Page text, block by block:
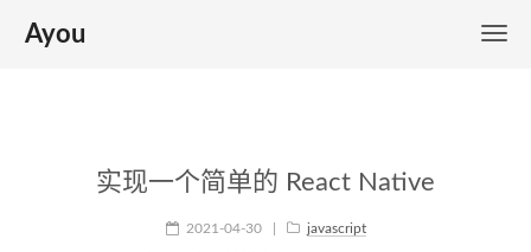
Ayou
实现一个简单的 React Native
2021-04-30 javascript